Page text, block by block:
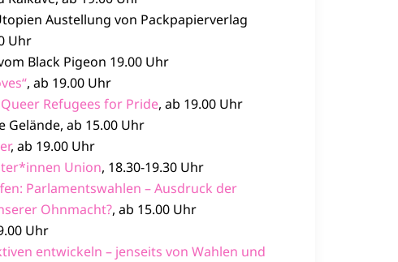
Austellung von Packpapierverlag
Uhr
Black Pigeon 19.00 Uhr
, ab 19.00 Uhr
Refugees for Pride, ab 19.00 Uhr
Gelände, ab 15.00 Uhr
, ab 19.00 Uhr
Union, 18.30-19.30 Uhr
Parlamentswahlen – Ausdruck der
Ohnmacht?, ab 15.00 Uhr
Uhr
entwickeln – jenseits von Wahlen und